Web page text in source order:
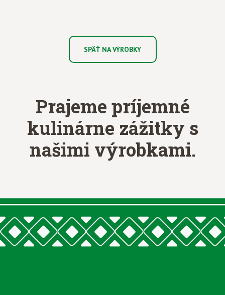
SPÄŤ NA VÝROBKY
Prajeme príjemné
kulinárne zážitky s
našimi výrobkami.